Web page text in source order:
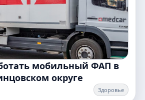
мобильный ФАП в
округе
Здоровье